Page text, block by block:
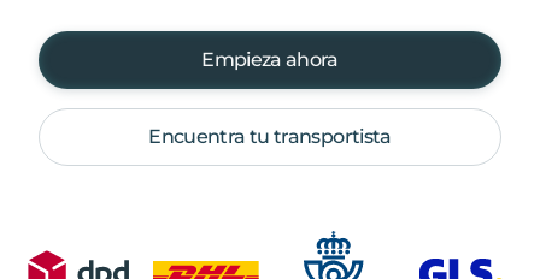
Empieza ahora
Encuentra tu transportista